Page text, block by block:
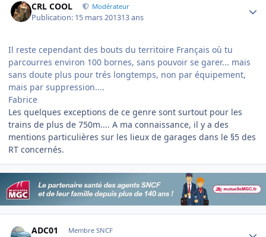
CRL COOL Modérateur
Publication: 15 mars 201313 ans
Il reste cependant des bouts du territoire Français où tu
parcourres environ 100 bornes, sans pouvoir se garer... mais
sans doute plus pour trés longtemps, non par équipement,
mais par suppression....
Fabrice
Les quelques exceptions de ce genre sont surtout pour les
trains de plus de 750m.... A ma connaissance, il y a des
mentions particulières sur les lieux de garages dans le §5 des
RT concernés.
ADC01 Membre SNCF